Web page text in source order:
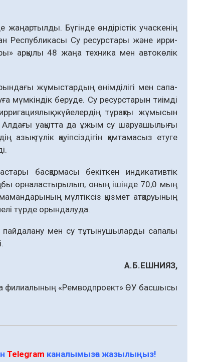
жаңартылды. Бүгінде өндірістік учаскенің
Республикасы Су ре­сурс­тары және ирри­
арқылы 48 жаңа техника мен автокөлік
жұмыс­тардың өнімділігі мен сапа­
мүмкіндік беруде. Су ресурстарын тиімді
жүйелердің тұрақты жұмысын
Алдағы уақытта да ұжым су шаруашылығы
түлік қауіпсіздігін қамтамасыз етуге
басқармасы бекіткен индикативтік
орналастырылып, оның ішінде 70,0 мың
мүлтіксіз қызмет атқаруының
түрде орындалуда.
мен су тұтынушыларды сапалы
А.Б.ЕШНИЯЗ,
«Ремводпроект» ӨУ басшысы
Telegram каналымызға жазылыңыз!